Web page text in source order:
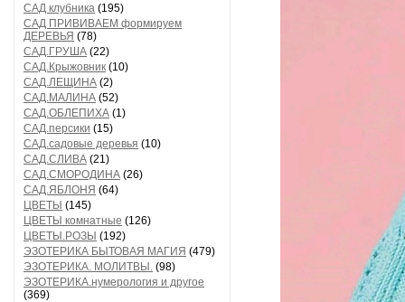
САД клубника (195)
САД ПРИВИВАЕМ формируем
ДЕРЕВЬЯ (78)
САД.ГРУША (22)
САД.Крыжовник (10)
САД.ЛЕЩИНА (2)
САД.МАЛИНА (52)
САД.ОБЛЕПИХА (1)
САД.персики (15)
САД.садовые деревья (10)
САД.СЛИВА (21)
САД.СМОРОДИНА (26)
САД.ЯБЛОНЯ (64)
ЦВЕТЫ (145)
ЦВЕТЫ комнатные (126)
ЦВЕТЫ.РОЗЫ (192)
ЭЗОТЕРИКА БЫТОВАЯ МАГИЯ (479)
ЭЗОТЕРИКА. МОЛИТВЫ. (98)
ЭЗОТЕРИКА.нумерология и другое
(369)